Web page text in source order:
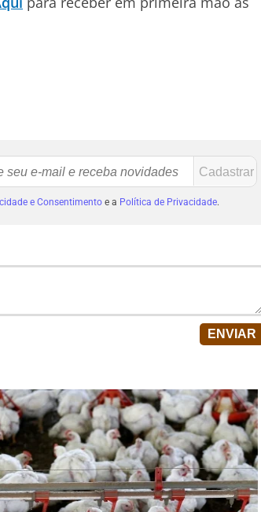
e Consentimentoe a Política de Privacidade.